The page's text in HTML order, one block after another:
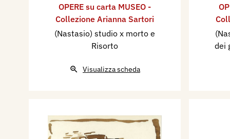
OPERE su carta MUSEO -
Collezione Arianna Sartori
(Nastasio) studio x morto e
Risorto
Visualizza scheda
dei